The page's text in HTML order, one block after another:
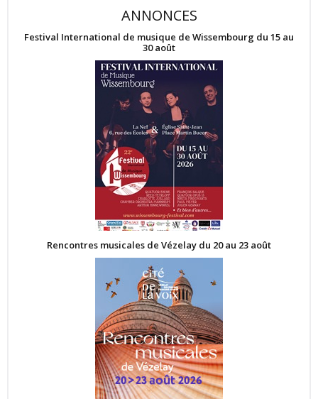
ANNONCES
Festival International de musique de Wissembourg du 15 au
30 août
Rencontres musicales de Vézelay du 20 au 23 août